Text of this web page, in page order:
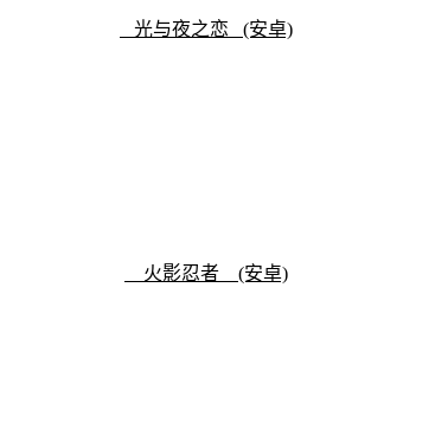
光与夜之恋 (安卓)
火影忍者 (安卓)